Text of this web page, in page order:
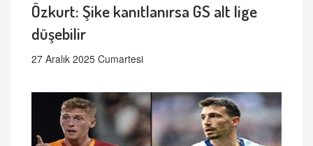
Özkurt: Şike kanıtlanırsa GS alt lige
düşebilir
27 Aralık 2025 Cumartesi